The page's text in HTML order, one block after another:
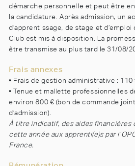
démarche personnelle et peut être
la candidature. Après admission, un
d’apprentissage, de stage et d’emploi
Club est mis à disposition. La
être transmise au plus tard le 31/08/
Frais annexes
• Frais de gestion administrative : 110
• Tenue et mallette professionnelles
environ 800 € (bon de commande
d’admission).
À titre indicatif, des aides financières
cette année aux apprenti(e)s par
France.